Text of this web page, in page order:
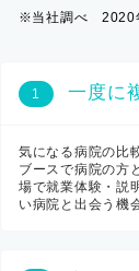
※当社調べ 2020
1 一度に
気になる病院の比
ブースで病院の方
場で就業体験・説
い病院と出会う機